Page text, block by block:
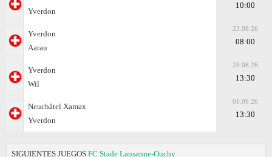
Yverdon
10:00
Yverdon
Aarau
23.08.26
08:00
Yverdon
Wil
28.08.26
13:30
Neuchâtel Xamax
Yverdon
01.09.26
13:30
SIGUIENTES JUEGOS FC Stade Lausanne-Ouchy